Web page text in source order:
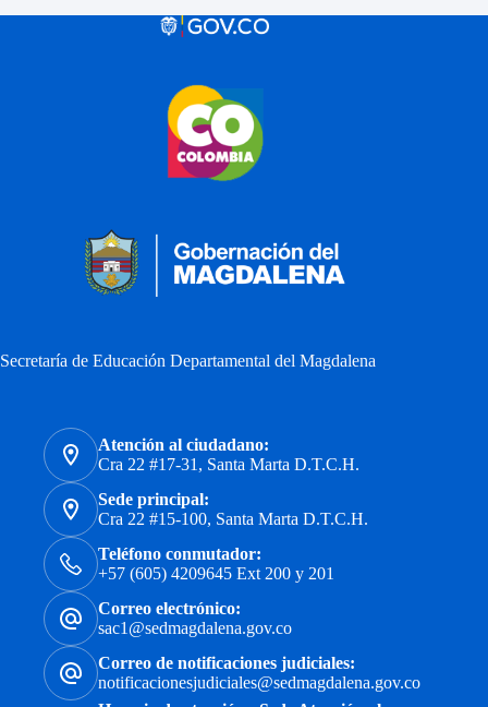
Secretaría de Educación Departamental del Magdalena
Atención al ciudadano:
Cra 22 #17-31, Santa Marta D.T.C.H.
Sede principal:
Cra 22 #15-100, Santa Marta D.T.C.H.
Teléfono conmutador:
+57 (605) 4209645 Ext 200 y 201
Correo electrónico:
sac1@sedmagdalena.gov.co
Correo de notificaciones judiciales:
notificacionesjudiciales@sedmagdalena.gov.co